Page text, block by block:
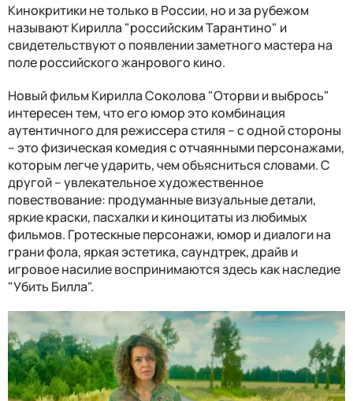
Кинокритики не только в России, но и за рубежом
называют Кирилла "российским Тарантино" и
свидетельствуют о появлении заметного мастера на
поле российского жанрового кино.
Новый фильм Кирилла Соколова "Оторви и выбрось"
интересен тем, что его юмор это комбинация
аутентичного для режиссера стиля – с одной стороны
– это физическая комедия с отчаянными персонажами,
которым легче ударить, чем объясниться словами. С
другой – увлекательное художественное
повествование: продуманные визуальные детали,
яркие краски, пасхалки и киноцитаты из любимых
фильмов. Гротескные персонажи, юмор и диалоги на
грани фола, яркая эстетика, саундтрек, драйв и
игровое насилие воспринимаются здесь как наследие
"Убить Билла".